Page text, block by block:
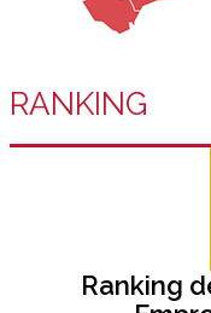
RANKING
Ranking